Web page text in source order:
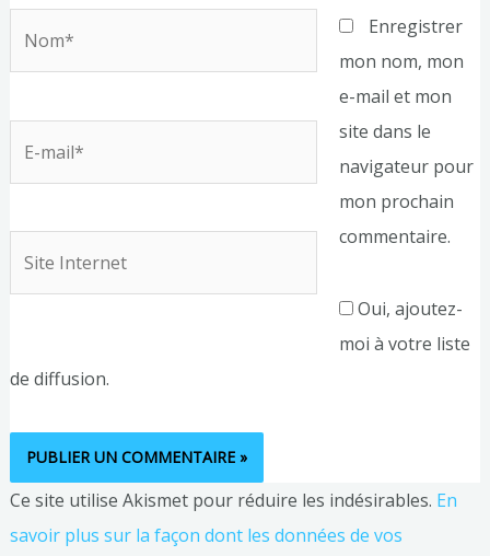
Enregistrer
mon nom, mon
e-mail et mon
site dans le
navigateur pour
mon prochain
commentaire.
Oui, ajoutez-
moi à votre liste
de diffusion.
Ce site utilise Akismet pour réduire les indésirables. En
savoir plus sur la façon dont les données de vos